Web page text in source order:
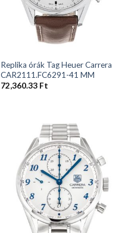
Replika órák Tag Heuer Carrera
CAR2111.FC6291-41 MM
72,360.33 Ft